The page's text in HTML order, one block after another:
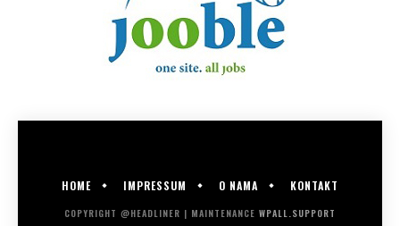
HOME IMPRESSUM O NAMA KONTAKT
COPYRIGHT @HEADLINER | MAINTENANCE WPALL.SUPPORT